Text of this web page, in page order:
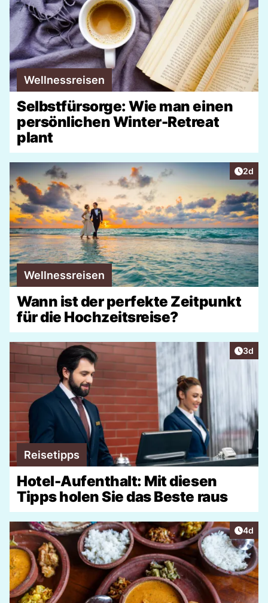
Wellnessreisen
Selbstfürsorge: Wie man einen
persönlichen Winter-Retreat
plant
2d
Wellnessreisen
Wann ist der perfekte Zeitpunkt
für die Hochzeitsreise?
3d
Reisetipps
Hotel-Aufenthalt: Mit diesen
Tipps holen Sie das Beste raus
4d